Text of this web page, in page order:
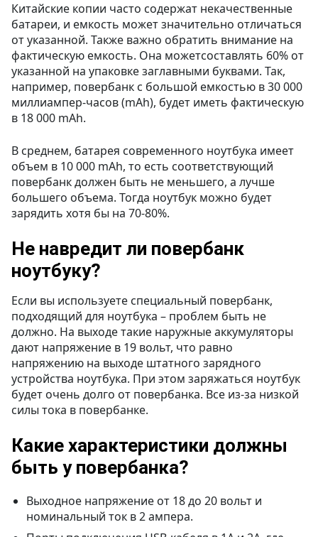
Китайские копии часто содержат некачественные
батареи, и емкость может значительно отличаться
от указанной. Также важно обратить внимание на
фактическую емкость. Она можетсоставлять 60% от
указанной на упаковке заглавными буквами. Так,
например, повербанк с большой емкостью в 30 000
миллиампер-часов (mAh), будет иметь фактическую
в 18 000 mAh.
В среднем, батарея современного ноутбука имеет
объем в 10 000 mAh, то есть соответствующий
повербанк должен быть не меньшего, а лучше
большего объема. Тогда ноутбук можно будет
зарядить хотя бы на 70-80%.
Не навредит ли повербанк
ноутбуку?
Если вы используете специальный повербанк,
подходящий для ноутбука – проблем быть не
должно. На выходе такие наружные аккумуляторы
дают напряжение в 19 вольт, что равно
напряжению на выходе штатного зарядного
устройства ноутбука. При этом заряжаться ноутбук
будет очень долго от повербанка. Все из-за низкой
силы тока в повербанке.
Какие характеристики должны
быть у повербанка?
Выходное напряжение от 18 до 20 вольт и
номинальный ток в 2 ампера.